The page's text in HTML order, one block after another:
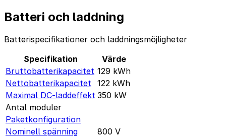
Batteri och laddning
Batterispecifikationer och laddningsmöjligheter
Specifikation
Värde
Bruttobatterikapacitet 129 kWh
Nettobatterikapacitet
122 kWh
Maximal DC-laddeffekt 350 kW
Antal moduler
Paketkonfiguration
Nominell spänning
800 V